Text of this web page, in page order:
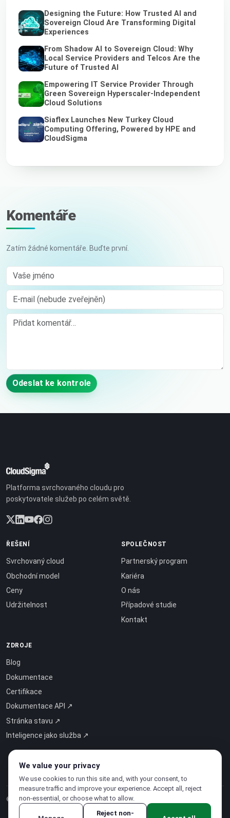
Designing the Future: How Trusted AI and
Sovereign Cloud Are Transforming Digital
Experiences
From Shadow AI to Sovereign Cloud: Why
Local Service Providers and Telcos Are the
Future of Trusted AI
Empowering IT Service Provider Through
Green Sovereign Hyperscaler-Independent
Cloud Solutions
Siaflex Launches New Turkey Cloud
Computing Offering, Powered by HPE and
CloudSigma
Komentáře
Zatím žádné komentáře. Buďte první.
Vaše jméno
E-mail (nebude zveřejněn)
Comment
Odeslat ke kontrole
Platforma svrchovaného cloudu pro
poskytovatele služeb po celém světě.
ŘEŠENÍ
Svrchovaný cloud
Obchodní model
Ceny
Udržitelnost
SPOLEČNOST
Partnerský program
Kariéra
O nás
Případové studie
Kontakt
ZDROJE
Blog
Dokumentace
Certifikace
Dokumentace API ↗
Stránka stavu ↗
Inteligence jako služba ↗
© 2026 CloudSigma Holding AG.Všechna práva vyhrazena
We value your privacy
We use cookies to run this site and, with your consent, to
measure traffic and improve your experience. Accept all, reject
non-essential, or choose what to allow.
Reject non-